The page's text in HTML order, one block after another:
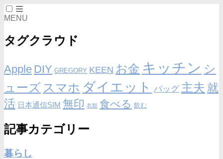
MENU
タグクラウド
Apple DIY GREGORY KEEN お金 キッチン シ
ューズ スマホ ダイエット バッグ 主夫 就
活 日本通信SIM 無印 衣類 食べる 飲む
記事カテゴリー
暮らし